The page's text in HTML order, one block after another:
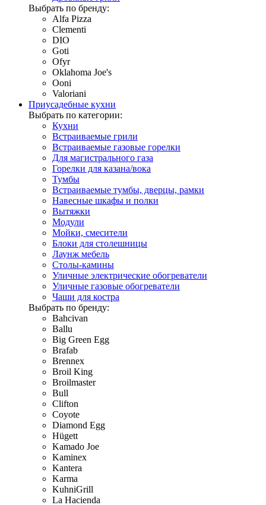
Выбрать по бренду:
Alfa Pizza
Clementi
DIO
Goti
Ofyr
Oklahoma Joe's
Ooni
Valoriani
Приусадебные кухни
Выбрать по категории:
Кухни
Встраиваемые грили
Встраиваемые газовые горелки
Для магистрального газа
Горелки для казана/вока
Тумбы
Встраиваемые тумбы, дверцы, рамки
Навесные шкафы и полки
Вытяжки
Модули
Мойки, смесители
Блоки для столешницы
Лаунж мебель
Столы-камины
Уличные электрические обогреватели
Уличные газовые обогреватели
Чаши для костра
Выбрать по бренду:
Bahcivan
Ballu
Big Green Egg
Brafab
Brennex
Broil King
Broilmaster
Bull
Clifton
Coyote
Diamond Egg
Hügett
Kamado Joe
Kaminex
Kantera
Karma
KuhniGrill
La Hacienda